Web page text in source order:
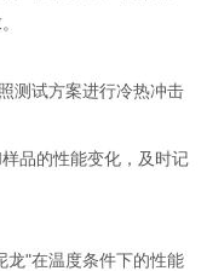
测试方案进行冷热冲击
品的性能变化，及时记
龙"在温度条件下的性能